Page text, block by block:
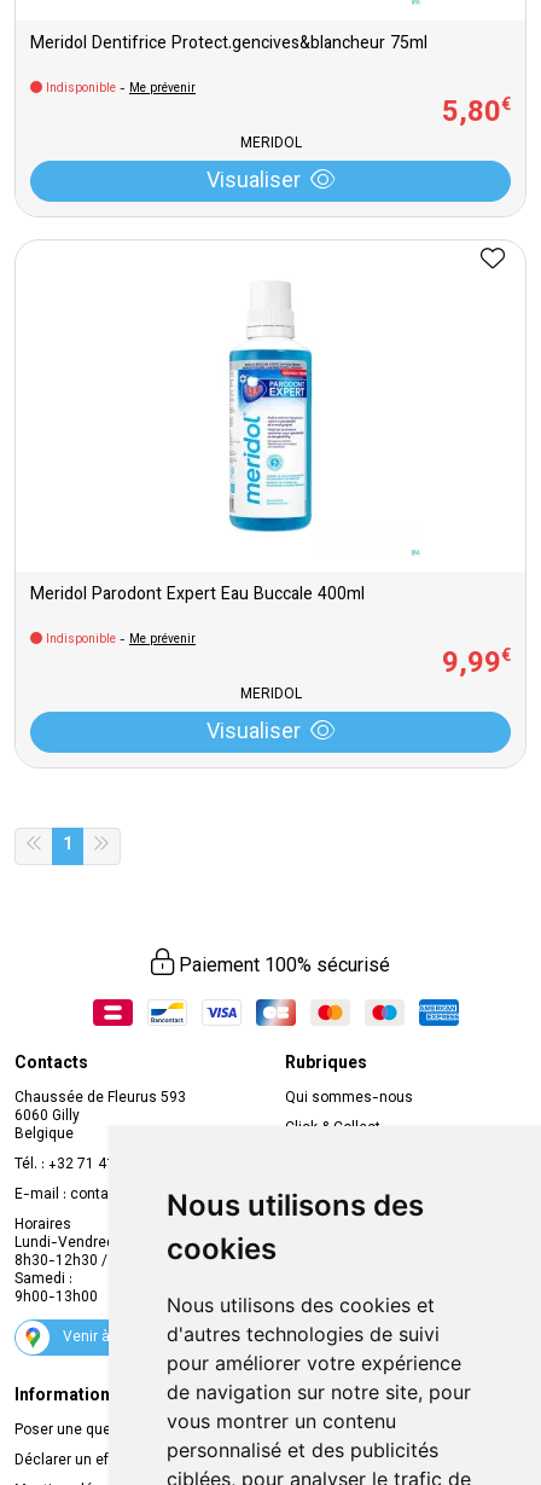
Nous utilisons des
cookies
Nous utilisons des cookies et
d'autres technologies de suivi
pour améliorer votre expérience
de navigation sur notre site, pour
vous montrer un contenu
personnalisé et des publicités
ciblées, pour analyser le trafic de
Meridol Dentifrice Protect.gencives&blancheur 75ml
Indisponible - Me prévenir
5,80€
MERIDOL
Visualiser
Meridol Parodont Expert Eau Buccale 400ml
Indisponible - Me prévenir
9,99€
MERIDOL
Visualiser
1
Paiement 100% sécurisé
Contacts
Chaussée de Fleurus 593
6060 Gilly
Belgique
Tél. : +32 71 41 32 10
E-mail : contact
mvapharma.be
Horaires
Lundi-Vendredi :
8h30-12h30 / 13h30-18h30
Samedi :
9h00-13h00
Venir à la pharmacie
Rubriques
Qui sommes-nous
Click & Collect
Compte professionnel
Envoi d’ordonnance
Suivez-nous
Informations légales
Poser une question
Déclarer un effet indésirable
Livraison
Retrait à la pharmacie
Livraison chez vous